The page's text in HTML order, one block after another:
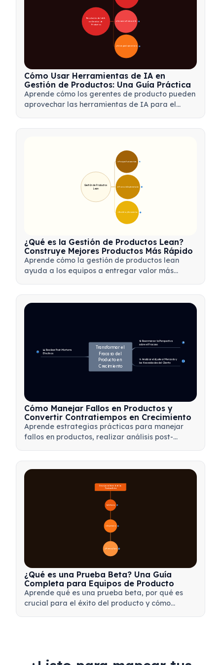
🛠️ Herramientas Prácticas de IA
📋 Estrategia de Implementación
Revolución de la IA
en Gestión de
Productos
Cómo Usar Herramientas de IA en
Gestión de Productos: Una Guía Práctica
Aprende cómo los gerentes de producto pueden
aprovechar las herramientas de IA para el
🎯 Principios Fundamentales
🛠️ Proceso de Implementación
💡 Beneficios y Herramientas
Gestión de Productos
Lean
¿Qué es la Gestión de Productos Lean?
Construye Mejores Productos Más Rápido
Aprende cómo la gestión de productos lean
ayuda a los equipos a entregar valor más
clientes y la concentración en lo que más
importa.
🔄 Reenmarcar la Perspectiva
sobre el Fracaso
4
📊 Realizar Post-Mortems
Efectivos
7
🎯 Analizar el Ajuste al Mercado y
las Necesidades del Cliente
14
Transformar el
Fracaso del
Producto en
Crecimiento
Cómo Manejar Fallos en Productos y
Convertir Contratiempos en Crecimiento
Aprende estrategias prácticas para manejar
fallos en productos, realizar análisis post-
tu equipo.
🔍 Definición 4
🎯 Importancia 7
📋 Proceso y Tipos 20
Descripción General de las
Pruebas Beta
¿Qué es una Prueba Beta? Una Guía
Completa para Equipos de Producto
Aprende qué es una prueba beta, por qué es
crucial para el éxito del producto y cómo